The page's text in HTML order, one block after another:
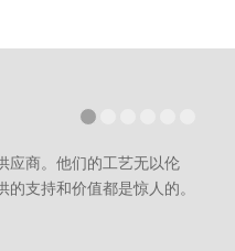
应商。他们的工艺无以伦
支持和价值都是惊人的。